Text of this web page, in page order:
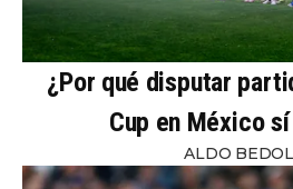
¿Por qué disputar
Cup en México
ALDO